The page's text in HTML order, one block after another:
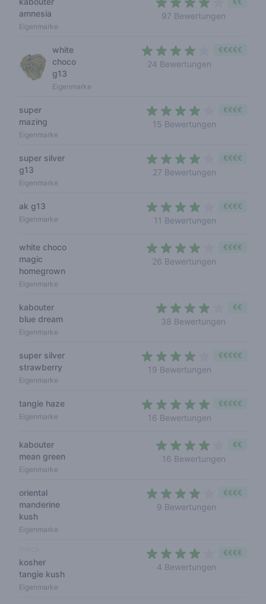
amnesia
Eigenmarke
97 Bewertungen
white
choco
g13
Eigenmarke
24 Bewertungen
€€€€€
super
mazing
Eigenmarke
15 Bewertungen
€€€€
super silver
g13
Eigenmarke
27 Bewertungen
€€€€
ak g13
Eigenmarke 11 Bewertungen
€€€€
white choco
magic
homegrown
Eigenmarke
26 Bewertungen
€€€€
kabouter
blue dream
Eigenmarke
38 Bewertungen
€€
super silver
strawberry
Eigenmarke
19 Bewertungen
€€€€€
tangie haze
Eigenmarke 16 Bewertungen
€€€€€
kabouter
mean green
Eigenmarke
16 Bewertungen
€€
oriental
manderine
kush
Eigenmarke
9 Bewertungen
€€€€
kosher
tangie kush
Eigenmarke
4 Bewertungen
€€€€